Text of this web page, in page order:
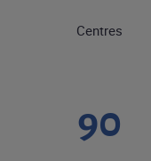
Centres
90